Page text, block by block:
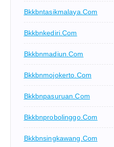
Bkkbntasikmalaya.com
Bkkbnkediri.com
Bkkbnmadiun.com
Bkkbnmojokerto.com
Bkkbnpasuruan.com
Bkkbnprobolinggo.com
Bkkbnsingkawang.com